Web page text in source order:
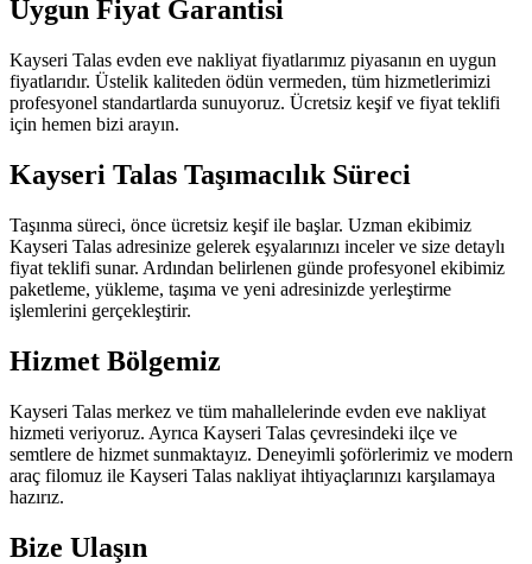
Uygun Fiyat Garantisi
Kayseri Talas evden eve nakliyat fiyatlarımız piyasanın en uygun
fiyatlarıdır. Üstelik kaliteden ödün vermeden, tüm hizmetlerimizi
profesyonel standartlarda sunuyoruz. Ücretsiz keşif ve fiyat teklifi
için hemen bizi arayın.
Kayseri Talas Taşımacılık Süreci
Taşınma süreci, önce ücretsiz keşif ile başlar. Uzman ekibimiz
Kayseri Talas adresinize gelerek eşyalarınızı inceler ve size detaylı
fiyat teklifi sunar. Ardından belirlenen günde profesyonel ekibimiz
paketleme, yükleme, taşıma ve yeni adresinizde yerleştirme
işlemlerini gerçekleştirir.
Hizmet Bölgemiz
Kayseri Talas merkez ve tüm mahallelerinde evden eve nakliyat
hizmeti veriyoruz. Ayrıca Kayseri Talas çevresindeki ilçe ve
semtlere de hizmet sunmaktayız. Deneyimli şoförlerimiz ve modern
araç filomuz ile Kayseri Talas nakliyat ihtiyaçlarınızı karşılamaya
hazırız.
Bize Ulaşın